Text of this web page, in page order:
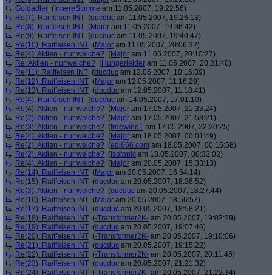
Goldadler ( InnereStimme am 11.05.2007, 19:22:56)
Re(7): Raiffeisen INT (ducduc am 11.05.2007, 19:26:13)
Re(8): Raiffeisen INT (Major am 11.05.2007, 19:36:42)
Re(9): Raiffeisen INT (ducduc am 11.05.2007, 19:40:47)
Re(10): Raiffeisen INT (Major am 11.05.2007, 20:06:32)
Re(4): Aktien - nur welche? (Major am 11.05.2007, 20:10:27)
Re: Aktien - nur welche? (Hungerleider am 11.05.2007, 20:21:40)
Re(11): Raiffeisen INT (ducduc am 12.05.2007, 10:16:39)
Re(12): Raiffeisen INT (Major am 12.05.2007, 11:16:29)
Re(13): Raiffeisen INT (ducduc am 12.05.2007, 11:18:41)
Re(4): Raiffeisen INT (ducduc am 14.05.2007, 17:01:10)
Re(4): Aktien - nur welche? (Major am 17.05.2007, 21:33:24)
Re(2): Aktien - nur welche? (Major am 17.05.2007, 21:53:21)
Re(3): Aktien - nur welche? (freewind1 am 17.05.2007, 22:20:25)
Re(4): Aktien - nur welche? (Major am 18.05.2007, 00:01:49)
Re(2): Aktien - nur welche? (edi666.com am 18.05.2007, 00:16:58)
Re(2): Aktien - nur welche? (isotonic am 18.05.2007, 00:33:02)
Re(4): Aktien - nur welche? (Major am 20.05.2007, 15:33:13)
Re(14): Raiffeisen INT (Major am 20.05.2007, 16:54:14)
Re(15): Raiffeisen INT (ducduc am 20.05.2007, 18:26:52)
Re(3): Aktien - nur welche? (ducduc am 20.05.2007, 18:27:44)
Re(16): Raiffeisen INT (Major am 20.05.2007, 18:56:57)
Re(17): Raiffeisen INT (ducduc am 20.05.2007, 18:58:21)
Re(18): Raiffeisen INT (-Transformer2K- am 20.05.2007, 19:02:29)
Re(19): Raiffeisen INT (ducduc am 20.05.2007, 19:07:46)
Re(20): Raiffeisen INT (-Transformer2K- am 20.05.2007, 19:10:06)
Re(21): Raiffeisen INT (ducduc am 20.05.2007, 19:15:22)
Re(22): Raiffeisen INT (-Transformer2K- am 20.05.2007, 20:11:46)
Re(23): Raiffeisen INT (ducduc am 20.05.2007, 21:21:32)
Re(24): Raiffeisen INT (-Transformer2K- am 20.05.2007, 21:22:34)